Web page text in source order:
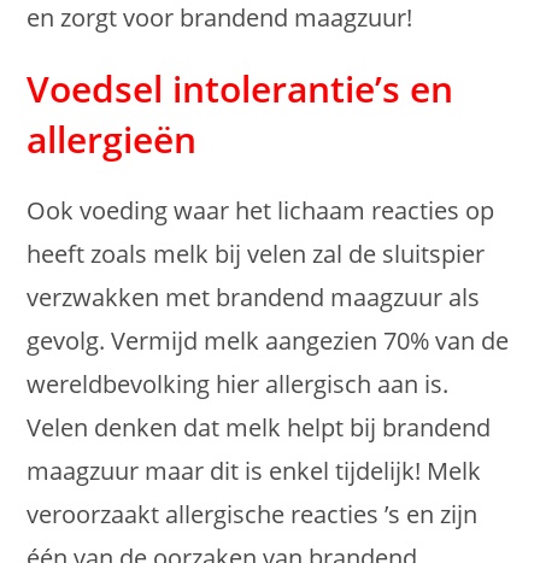
en zorgt voor brandend maagzuur!
Voedsel intolerantie’s en
allergieën
Ook voeding waar het lichaam reacties op
heeft zoals melk bij velen zal de sluitspier
verzwakken met brandend maagzuur als
gevolg. Vermijd melk aangezien 70% van de
wereldbevolking hier allergisch aan is.
Velen denken dat melk helpt bij brandend
maagzuur maar dit is enkel tijdelijk! Melk
veroorzaakt allergische reacties ’s en zijn